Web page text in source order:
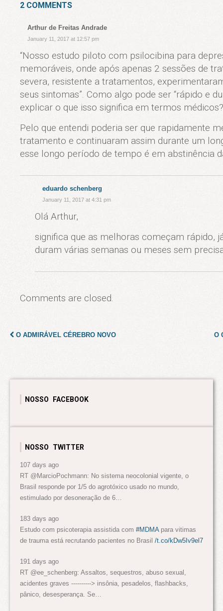
2 COMMENTS
Arthur de Freitas Andrade
January 11, 2017 at 12:57 pm
“Nosso estudo piloto com psilocibina para
memoráveis, onde após apenas 2 sessões de
severa, resistente a tratamentos,
seus sintomas”. Como algo pode ser “rápido e
explicar o que isso significa em termos médicos?
Pelo que entendi poderia ser que rapidamente
tratamento e continuaram assim durante um
esse longo período de tempo é em abstinência
eduardo schenberg
January 11, 2017 at 4:31 pm
Olá Arthur,
significa que as melhoras começam rápido,
duram várias semanas ou meses sem
Comments are closed.
O ADMIRÁVEL CÉREBRO NOVO O
NOSSO FACEBOOK
NOSSO TWITTER
107 days ago
RT @MarcioPochmann: No sistema neocolonial vigente, o
Brasil responde por 1/5 do agrotóxico usado no mundo,
estimulado por desoneração de 6…
183 days ago
Estudo com psicoterapia assistida com #MDMApara vitimas
de trauma está recrutando pacientes no Brasil /t.co/kDw5Iv9el7
191 days ago
RT @ee_schenberg: Assaltos, sequestros, abuso sexual,
acidentes graves ----------> insônia, pesadelos, flashbacks,
pânico, desesperança. Se…